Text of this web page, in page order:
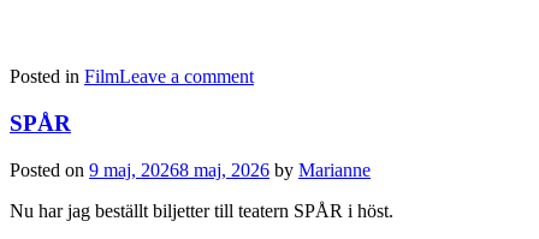
Posted in FilmLeave a comment
SPÅR
Posted on 9 maj, 20268 maj, 2026 by Marianne
Nu har jag beställt biljetter till teatern SPÅR i höst.